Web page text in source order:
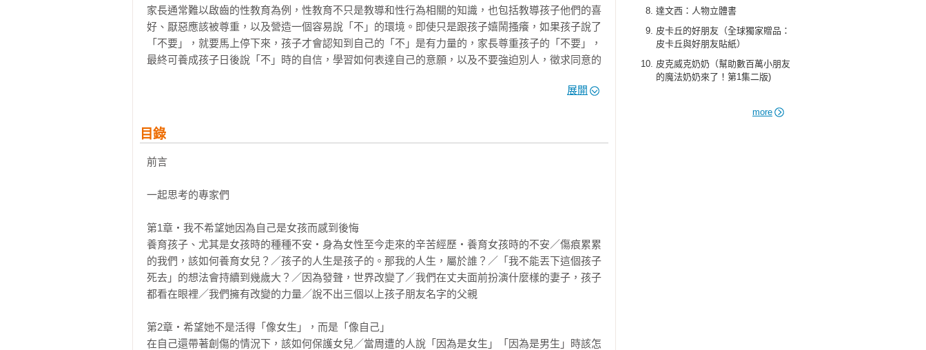
達文西：人物立體書
皮卡丘的好朋友（全球獨家贈品：
皮卡丘與好朋友貼紙）
皮克威克奶奶（幫助數百萬小朋友
的魔法奶奶來了！第1集二版)
more
家長通常難以啟齒的性教育為例，性教育不只是教導和性行為相關的知識，也包括教導孩子他們的喜
好、厭惡應該被尊重，以及營造一個容易說「不」的環境。即使只是跟孩子嬉鬧搔癢，如果孩子說了
「不要」，就要馬上停下來，孩子才會認知到自己的「不」是有力量的，家長尊重孩子的「不要」，
最終可養成孩子日後說「不」時的自信，學習如何表達自己的意願，以及不要強迫別人，徵求同意的
例如在家庭進行性教育的時機與方式、如何提升網路時代對於隱私及個人資訊的保護意識、刻意接近
未成年人欲進行線上性誘騙的手法與防範之道等。由於兒童本身就是社會中較為弱勢的存在，家長必
須成為為我們的兒女勇敢發聲、開疆闢土的大人，而在守護孩子的同時，或許也是在擁抱和保護當年
展開
目錄
前言
一起思考的專家們
第1章・我不希望她因為自己是女孩而感到後悔
養育孩子、尤其是女孩時的種種不安‧身為女性至今走來的辛苦經歷‧養育女孩時的不安／傷痕累累
的我們，該如何養育女兒？／孩子的人生是孩子的。那我的人生，屬於誰？／「我不能丟下這個孩子
死去」的想法會持續到幾歲大？／因為發聲，世界改變了／我們在丈夫面前扮演什麼樣的妻子，孩子
都看在眼裡／我們擁有改變的力量／說不出三個以上孩子朋友名字的父親
第2章・希望她不是活得「像女生」，而是「像自己」
在自己還帶著創傷的情況下，該如何保護女兒／當周遭的人說「因為是女生」「因為是男生」時該怎